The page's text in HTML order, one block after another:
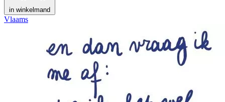
in winkelmand
Vlaams